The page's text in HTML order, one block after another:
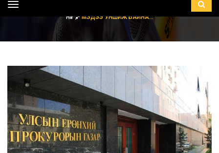
Toggle
НҮҮР МЭДЭЭ УНШИЖ БАЙНА...